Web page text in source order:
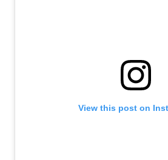
View this post on